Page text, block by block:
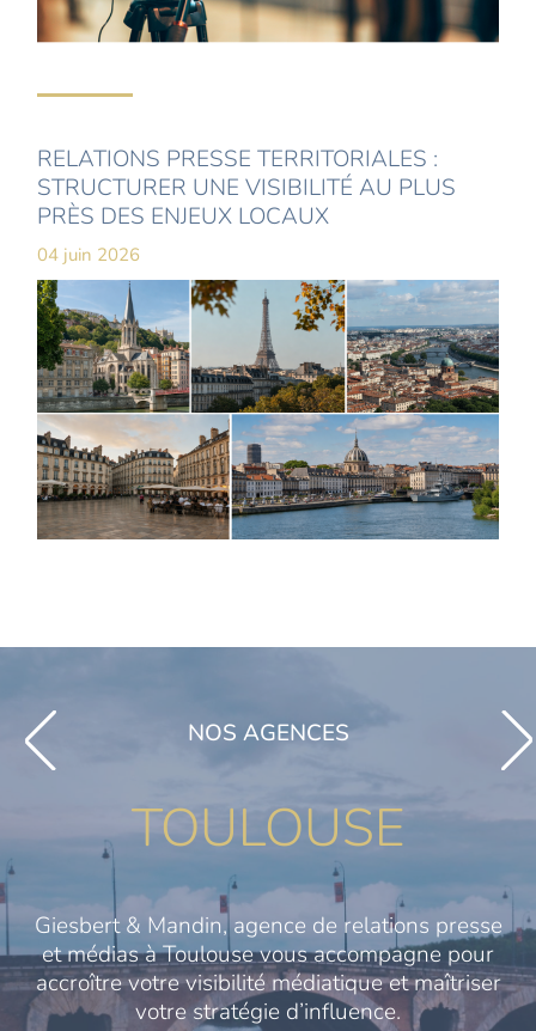
RELATIONS PRESSE TERRITORIALES :
STRUCTURER UNE VISIBILITÉ AU PLUS
PRÈS DES ENJEUX LOCAUX
04 juin 2026
NOS AGENCES
TOULOUSE
Giesbert & Mandin, agence de relations presse
et médias à Toulouse vous accompagne pour
accroître votre visibilité médiatique et maîtriser
votre stratégie d’influence.